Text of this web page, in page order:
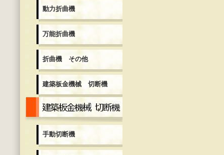
動力折曲機
万能折曲機
折曲機 その他
建築板金機械 切断機
手動切断機